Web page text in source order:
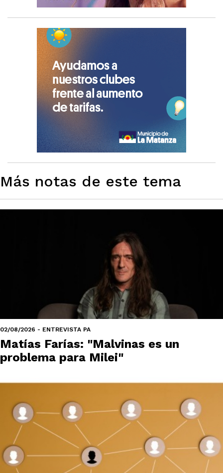
Más notas de este tema
02/08/2026 - ENTREVISTA PA
Matías Farías: "Malvinas es un
problema para Milei"